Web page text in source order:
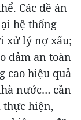
Các đề án
hệ thống
xử lý nợ xấu;
đảm an toàn
cao hiệu quả
nước… cần
hiện,